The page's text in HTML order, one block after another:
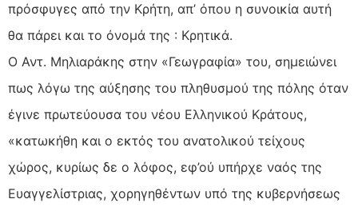
πρόσφυγες από την Κρήτη, απ’ όπου η συνοικία αυτή
θα πάρει και το όνομά της : Κρητικά.
Ο Αντ. Μηλιαράκης στην «Γεωγραφία» του, σημειώνει
πως λόγω της αύξησης του πληθυσμού της πόλης όταν
έγινε πρωτεύουσα του νέου Ελληνικού Κράτους,
«κατωκήθη και ο εκτός του ανατολικού τείχους
χώρος, κυρίως δε ο λόφος, εφ’ού υπήρχε ναός της
Ευαγγελίστριας, χορηγηθέντων υπό της κυβερνήσεως